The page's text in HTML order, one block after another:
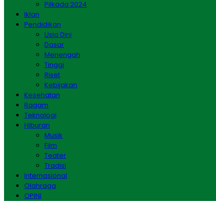
Pilkada 2024
Iklan
Pendidikan
Usia Dini
Dasar
Menengah
Tinggi
Riset
Kebijakan
Kesehatan
Ragam
Teknologi
Hiburan
Musik
Film
Teater
Tradisi
Internasional
Olahraga
OPINI